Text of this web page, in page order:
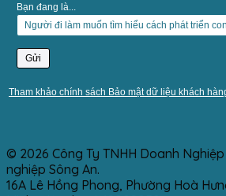
Bạn đang là...
Tham khảo chính sách Bảo mật dữ liệu khách
© 2026 Công Ty TNHH Doanh
nghiệp Sông An.
16A Lê Hồng Phong, Phường Hoà